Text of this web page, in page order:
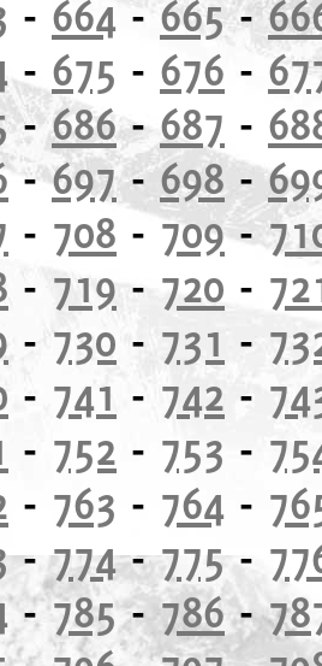
- 664- 665-
- 675 - 676 -
-686-687 -
-697-698-
- 708 -709-
- 719- 720 -
- 730 - 731 -
- 741 - 742 -
- 752 - 753 -
- 763 - 764 -
-774-775-
-785-786-